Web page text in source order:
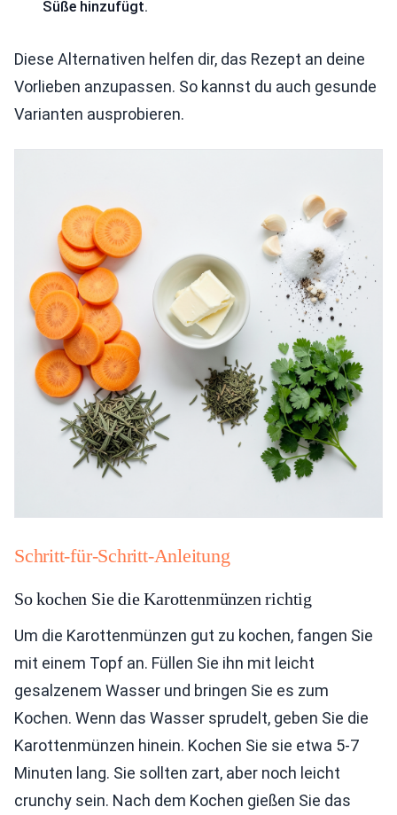
Süße hinzufügt.
Diese Alternativen helfen dir, das Rezept an deine
Vorlieben anzupassen. So kannst du auch gesunde
Varianten ausprobieren.
Schritt-für-Schritt-Anleitung
So kochen Sie die Karottenmünzen richtig
Um die Karottenmünzen gut zu kochen, fangen Sie
mit einem Topf an. Füllen Sie ihn mit leicht
gesalzenem Wasser und bringen Sie es zum
Kochen. Wenn das Wasser sprudelt, geben Sie die
Karottenmünzen hinein. Kochen Sie sie etwa 5-7
Minuten lang. Sie sollten zart, aber noch leicht
crunchy sein. Nach dem Kochen gießen Sie das